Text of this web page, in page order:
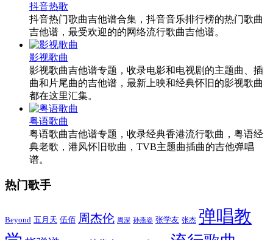
抖音热歌
抖音热门歌曲吉他谱合集，抖音音乐排行榜的热门歌曲
吉他谱，最受欢迎的的网络流行歌曲吉他谱。
影视歌曲
影视歌曲吉他谱专题，收录电影和电视剧的主题曲、插
曲和片尾曲的吉他谱，最新上映和经典怀旧的影视歌曲
都在这里汇集。
粤语歌曲
粤语歌曲吉他谱专题，收录经典香港流行歌曲，粤语经
典老歌，港风怀旧歌曲，TVB主题曲插曲的吉他弹唱
谱。
热门歌手
Beyond 五月天 伍佰 周杰伦 周深 孙燕姿 张学友 张杰 弹唱教